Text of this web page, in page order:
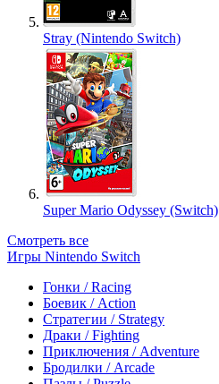
Stray (Nintendo Switch)
Super Mario Odyssey (Switch)
Смотреть все
Игры Nintendo Switch
Гонки / Racing
Боевик / Action
Стратегии / Strategy
Драки / Fighting
Приключения / Adventure
Бродилки / Arcade